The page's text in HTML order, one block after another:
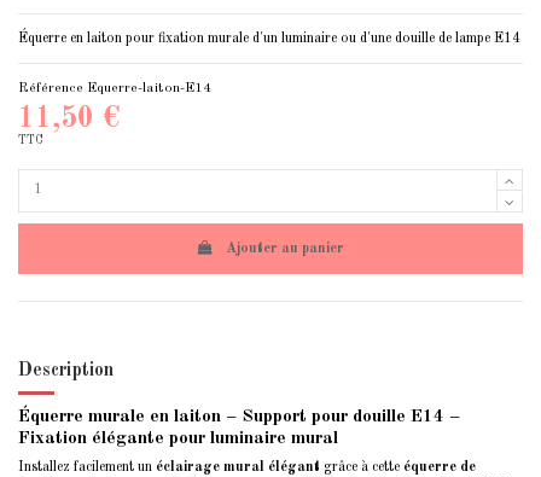
Équerre en laiton pour fixation murale d'un luminaire ou d'une douille de lampe E14
Référence Equerre-laiton-E14
11,50 €
TTC
Ajouter au panier
Description
Équerre murale en laiton – Support pour douille E14 –
Fixation élégante pour luminaire mural
Installez facilement un éclairage mural élégant grâce à cette équerre de